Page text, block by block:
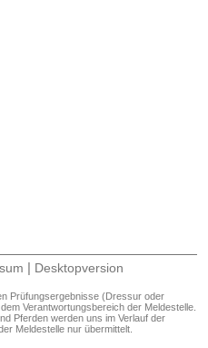
| Desktopversion
Prüfungsergebnisse (Dressur oder
Verantwortungsbereich der Meldestelle.
Pferden werden uns im Verlauf der
Meldestelle nur übermittelt.